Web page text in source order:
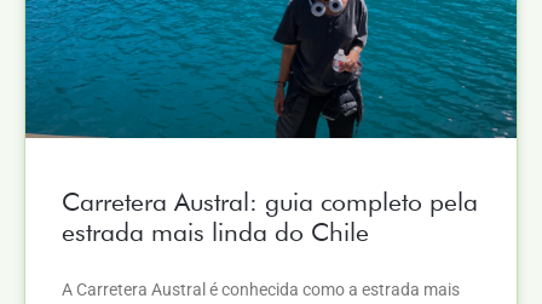
Carretera Austral: guia completo pela
estrada mais linda do Chile
A Carretera Austral é conhecida como a estrada mais